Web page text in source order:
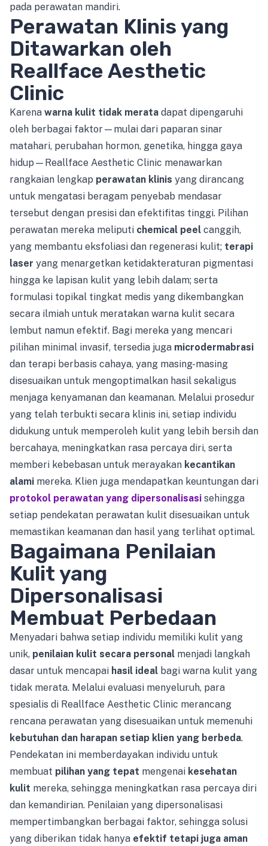
pada perawatan mandiri.
Perawatan Klinis yang
Ditawarkan oleh
Reallface Aesthetic
Clinic
Karena warna kulit tidak merata dapat dipengaruhi
oleh berbagai faktor—mulai dari paparan sinar
matahari, perubahan hormon, genetika, hingga gaya
hidup—Reallface Aesthetic Clinic menawarkan
rangkaian lengkap perawatan klinis yang dirancang
untuk mengatasi beragam penyebab mendasar
tersebut dengan presisi dan efektifitas tinggi. Pilihan
perawatan mereka meliputi chemical peel canggih,
yang membantu eksfoliasi dan regenerasi kulit; terapi
laser yang menargetkan ketidakteraturan pigmentasi
hingga ke lapisan kulit yang lebih dalam; serta
formulasi topikal tingkat medis yang dikembangkan
secara ilmiah untuk meratakan warna kulit secara
lembut namun efektif. Bagi mereka yang mencari
pilihan minimal invasif, tersedia juga microdermabrasi
dan terapi berbasis cahaya, yang masing-masing
disesuaikan untuk mengoptimalkan hasil sekaligus
menjaga kenyamanan dan keamanan. Melalui prosedur
yang telah terbukti secara klinis ini, setiap individu
didukung untuk memperoleh kulit yang lebih bersih dan
bercahaya, meningkatkan rasa percaya diri, serta
memberi kebebasan untuk merayakan kecantikan
alami mereka. Klien juga mendapatkan keuntungan dari
protokol perawatan yang dipersonalisasi sehingga
setiap pendekatan perawatan kulit disesuaikan untuk
memastikan keamanan dan hasil yang terlihat optimal.
Bagaimana Penilaian
Kulit yang
Dipersonalisasi
Membuat Perbedaan
Menyadari bahwa setiap individu memiliki kulit yang
unik, penilaian kulit secara personal menjadi langkah
dasar untuk mencapai hasil ideal bagi warna kulit yang
tidak merata. Melalui evaluasi menyeluruh, para
spesialis di Reallface Aesthetic Clinic merancang
rencana perawatan yang disesuaikan untuk memenuhi
kebutuhan dan harapan setiap klien yang berbeda.
Pendekatan ini memberdayakan individu untuk
membuat pilihan yang tepat mengenai kesehatan
kulit mereka, sehingga meningkatkan rasa percaya diri
dan kemandirian. Penilaian yang dipersonalisasi
mempertimbangkan berbagai faktor, sehingga solusi
yang diberikan tidak hanya efektif tetapi juga aman